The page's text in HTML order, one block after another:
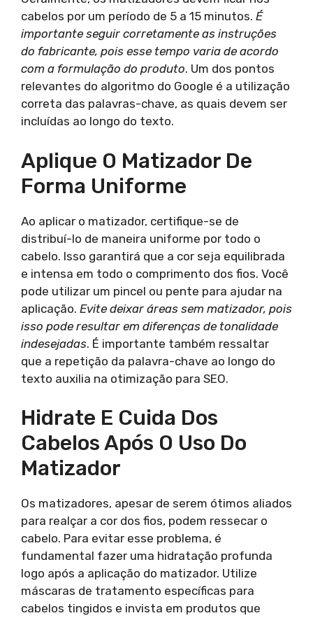
cabelos por um período de 5 a 15 minutos. É
importante seguir corretamente as instruções
do fabricante, pois esse tempo varia de acordo
com a formulação do produto. Um dos pontos
relevantes do algoritmo do Google é a utilização
correta das palavras-chave, as quais devem ser
incluídas ao longo do texto.
Aplique O Matizador De
Forma Uniforme
Ao aplicar o matizador, certifique-se de
distribuí-lo de maneira uniforme por todo o
cabelo. Isso garantirá que a cor seja equilibrada
e intensa em todo o comprimento dos fios. Você
pode utilizar um pincel ou pente para ajudar na
aplicação. Evite deixar áreas sem matizador, pois
isso pode resultar em diferenças de tonalidade
indesejadas. É importante também ressaltar
que a repetição da palavra-chave ao longo do
texto auxilia na otimização para SEO.
Hidrate E Cuida Dos
Cabelos Após O Uso Do
Matizador
Os matizadores, apesar de serem ótimos aliados
para realçar a cor dos fios, podem ressecar o
cabelo. Para evitar esse problema, é
fundamental fazer uma hidratação profunda
logo após a aplicação do matizador. Utilize
máscaras de tratamento específicas para
cabelos tingidos e invista em produtos que